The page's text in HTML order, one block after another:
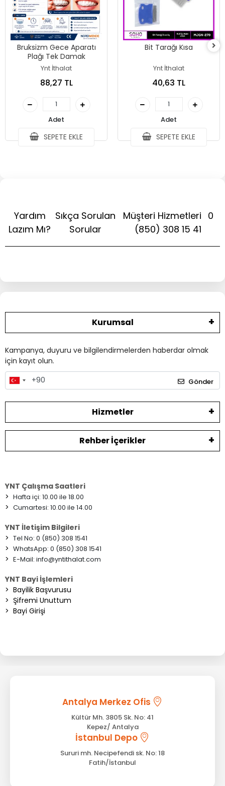
Bruksizm Gece Aparatı
Plağı Tek Damak
Ynt İthalat
88,27 TL
Adet
SEPETE EKLE
Bit Tarağı Kısa
Ynt İthalat
40,63 TL
Adet
SEPETE EKLE
Yardım
Lazım Mı?
Sıkça Sorulan
Sorular
Müşteri Hizmetleri 0
(850) 308 15 41
Kurumsal
Kampanya, duyuru ve bilgilendirmelerden haberdar olmak
için kayıt olun.
Gönder
Hizmetler
Rehber İçerikler
YNT Çalışma Saatleri
> Hafta içi: 10.00 ile 18.00
> Cumartesi: 10.00 ile 14.00
YNT İletişim Bilgileri
> Tel No: 0 (850) 308 1541
> WhatsApp: 0 (850) 308 1541
> E-Mail: info@yntithalat.com
YNT Bayi İşlemleri
> Bayilik Başvurusu
> Şifremi Unuttum
> Bayi Girişi
Antalya Merkez Ofis
Kültür Mh. 3805 Sk. No: 41
Kepez/ Antalya
İstanbul Depo
Sururi mh. Necipefendi sk. No: 18
Fatih/İstanbul